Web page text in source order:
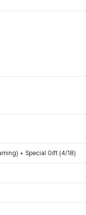
+ Special Gift (4/18)